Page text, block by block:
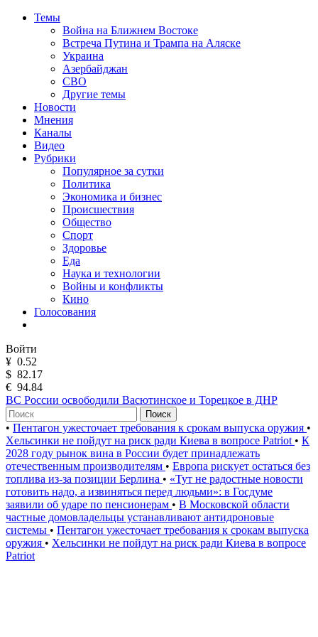
Темы
Война на Ближнем Востоке
Встреча Путина и Трампа на Аляске
Украина
Азербайджан
СВО
Другие темы
Новости
Мнения
Каналы
Видео
Рубрики
Популярное за сутки
Политика
Экономика и бизнес
Происшествия
Общество
Спорт
Здоровье
Еда
Наука и технологии
Войны и конфликты
Кино
Голосования
Войти
¥ 0.52
$ 82.17
€ 94.84
ВС России освободили Васютинское и Торецкое в ДНР
Поиск
• Пентагон ужесточает требования к срокам выпуска оружия •
Хельсинки не пойдут на риск ради Киева в вопросе Patriot • К
2028 году рынок вина в России будет принадлежать
отечественным производителям • Европа рискует остаться без
топлива из-за позиции Берлина • «Тут не радостные новости
готовить надо, а извиняться перед людьми»: в Госдуме
заявили об ударе по пенсионерам • В Московской области
частные домовладельцы устанавливают антидроновые
системы • Пентагон ужесточает требования к срокам выпуска
оружия • Хельсинки не пойдут на риск ради Киева в вопросе
Patriot